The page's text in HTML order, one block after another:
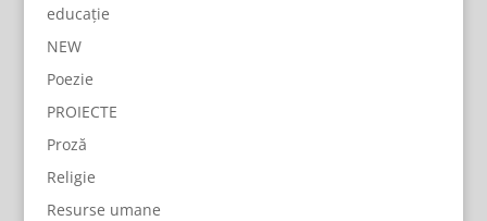
educație
NEW
Poezie
PROIECTE
Proză
Religie
Resurse umane